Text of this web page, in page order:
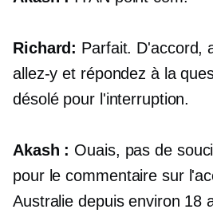
Richard: Parfait. D'accord,
allez-y et répondez à la
désolé pour l'interruption.
Akash : Ouais, pas de
pour le commentaire sur
Australie depuis environ 18